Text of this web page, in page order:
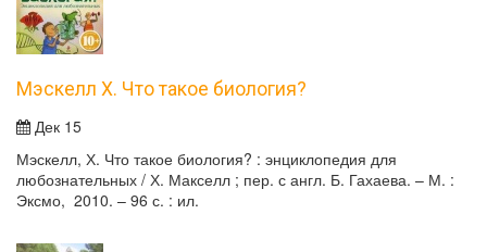
Мэскелл Х. Что такое биология?
Дек 15
Мэскелл, Х. Что такое биология? : энциклопедия для
любознательных / Х. Макселл ; пер. с англ. Б. Гахаева. – М. :
Эксмо, 2010. – 96 с. : ил.